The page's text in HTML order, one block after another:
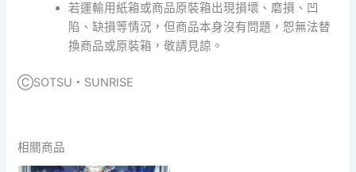
若運輸用紙箱或商品原裝箱出現損壞、磨損、凹
陷、缺損等情況，但商品本身沒有問題，恕無法替
換商品或原裝箱，敬請見諒。
ⒸSOTSU・SUNRISE
相關商品